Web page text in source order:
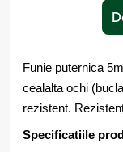
Funie puternica
cealalta ochi
rezistent.
Specificatiile